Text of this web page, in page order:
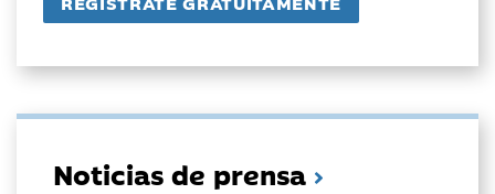
Noticias de prensa